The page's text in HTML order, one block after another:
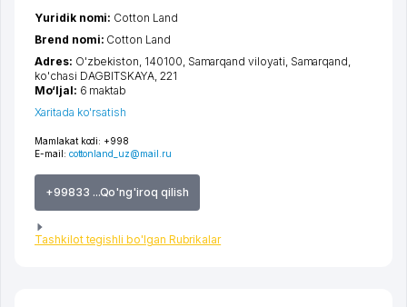
Mamlakat kodi: +998
E-mail: cottonland_uz@mail.ru
+99833 ...Qo'ng'iroq qilish
Tashkilot tegishli bo'lgan Rubrikalar
Yuridik nomi: Cotton Land
Brend nomi: Cotton Land
Adres: O'zbekiston, 140100, Samarqand viloyati, Samarqand,
ko'chasi DAGBITSKAYA, 221
Mo‘ljal: 6 maktab
Xaritada ko'rsatish